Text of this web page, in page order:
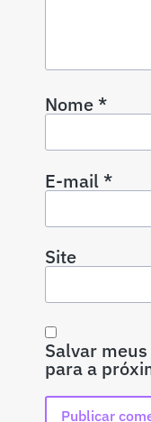
Nome*
E-mail*
Site
Salvar
para a